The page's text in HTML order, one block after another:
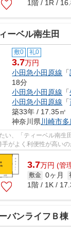
1階 / 1R /
ーベル南生田
敷0 礼0
3.7万円
小田急小田原線 「
18分
小田急小田原線 「
小田急小田原線 「
築33年 / 17.35㎡
神奈川県 川崎市
い、「ティーベル南生
がよく利便性が高いの
用をお支払い...
3.7万円 (管
敷金 0ヶ月
1階 / 1K /
バンライフＢ棟